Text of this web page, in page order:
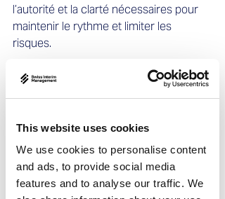
This website uses cookies
We use cookies to personalise content
and ads, to provide social media
features and to analyse our traffic. We
l’autorité et la clarté nécessaires pour
maintenir le rythme et limiter les
risques.
La croissance des biotechs exige une
Allemagne, en Autriche et en Suisse.
Mais cette croissance rapide
s’accompagne de défis opérationnels
majeurs : levées de fonds, jalons
cliniques, stratégies d’accès au